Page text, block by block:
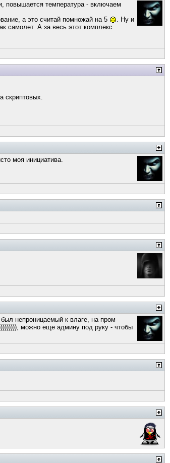
повышается температура - включаем
а это считай помножай на 5
. Ну и
самолет. А за весь этот комплекс
скриптовых.
моя инициатива.
непроницаемый к влаге, на пром
можно еще админу под руку - чтобы